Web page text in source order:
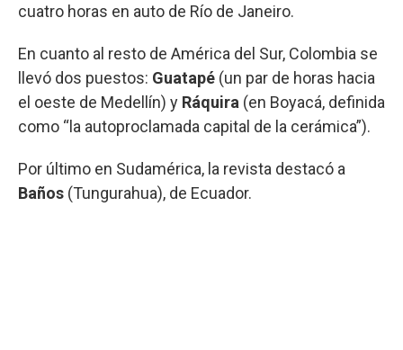
cuatro horas en auto de Río de Janeiro.
En cuanto al resto de América del Sur, Colombia se
llevó dos puestos: Guatapé (un par de horas hacia
el oeste de Medellín) y Ráquira (en Boyacá, definida
como “la autoproclamada capital de la cerámica”).
Por último en Sudamérica, la revista destacó a
Baños (Tungurahua), de Ecuador.